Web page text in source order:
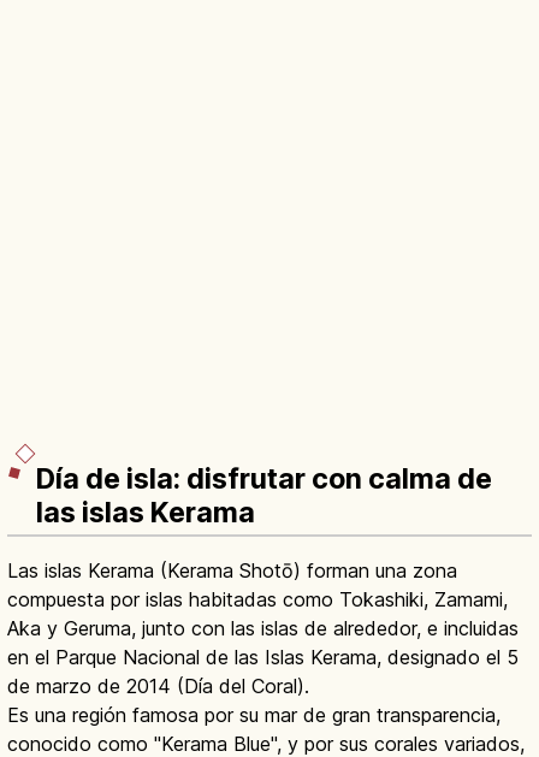
Día de isla: disfrutar con calma de
las islas Kerama
Las islas Kerama (Kerama Shotō) forman una zona
compuesta por islas habitadas como Tokashiki, Zamami,
Aka y Geruma, junto con las islas de alrededor, e incluidas
en el Parque Nacional de las Islas Kerama, designado el 5
de marzo de 2014 (Día del Coral).
Es una región famosa por su mar de gran transparencia,
conocido como "Kerama Blue", y por sus corales variados,